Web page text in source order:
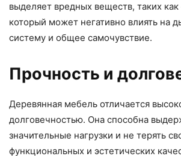
выделяет вредных веществ, таких
который может негативно влиять на
систему и общее самочувствие.
Прочность и
Деревянная мебель отличается
долговечностью. Она способна
значительные нагрузки и не терять
функциональных и эстетических